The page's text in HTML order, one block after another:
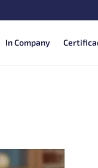
In Company